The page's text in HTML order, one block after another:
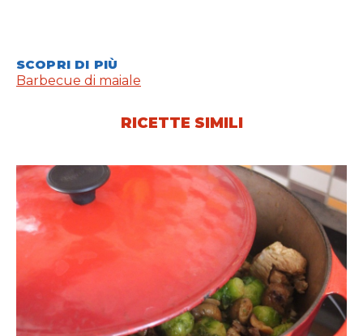
SCOPRI DI PIÙ
Barbecue di maiale
RICETTE SIMILI